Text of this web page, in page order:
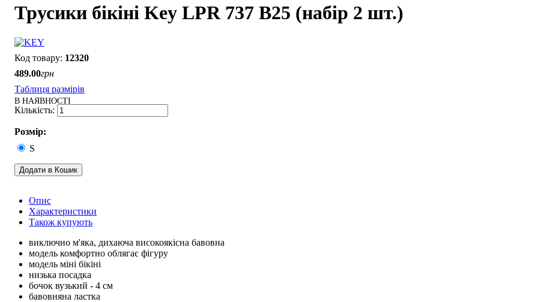
Трусики бікіні Key LPR 737 B25 (набір 2 шт.)
12320
489.00грн
Таблиця размірів
В НАЯВНОСТІ
Розмір:
S
Додати в Кошик
Опис
Характеристики
Також купують
виключно м'яка, дихаюча високоякісна бавовна
модель комфортно облягає фігуру
модель міні бікіні
низька посадка
бочок вузький - 4 см
бавовняна ластка